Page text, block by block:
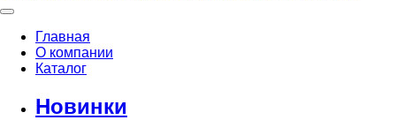
Главная
О компании
Каталог
Новинки